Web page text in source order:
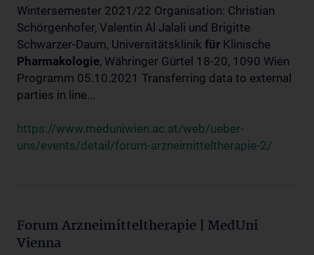
Wintersemester 2021/22 Organisation: Christian
Schörgenhofer, Valentin Al Jalali und Brigitte
Schwarzer-Daum, Universitätsklinik für Klinische
Pharmakologie, Währinger Gürtel 18-20, 1090 Wien
Programm 05.10.2021 Transferring data to external
parties in line...
https://www.meduniwien.ac.at/web/ueber-
uns/events/detail/forum-arzneimitteltherapie-2/
Forum Arzneimitteltherapie | MedUni
Vienna